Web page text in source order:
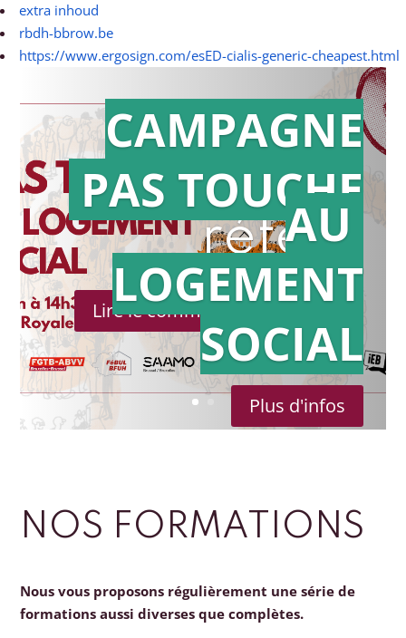
extra inhoud
rbdh-bbrow.be
https://www.ergosign.com/esED-cialis-generic-cheapest.html
Action en
référé
Lire le communiqué de presse
CAMPAGNE
PAS TOUCHE
AU
LOGEMENT
SOCIAL
Plus d'infos
NOS FORMATIONS
Nous vous proposons régulièrement une série de
formations aussi diverses que complètes.